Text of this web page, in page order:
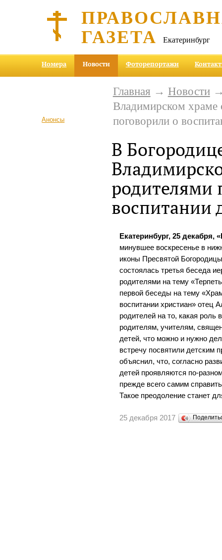
ГАЗЕТА Екатеринбург
Номера Новости Фоторепортажи
Анонсы
Главная → Новости→
Владимирском храме
поговорили о
В
родителями
воспитании
Екатеринбург, 25 декабря,
минувшее воскресенье в
иконы Пресвятой
состоялась третья беседа
родителями на тему
первой беседы на тему
воспитании христиан» отец
родителей на то, какая роль
родителям, учителям,
детей, что можно и нужно
встречу посвятили детским
объяснил, что, согласно
детей проявляются по-
прежде всего самим
Такое преодоление станет
25 декабря 2017